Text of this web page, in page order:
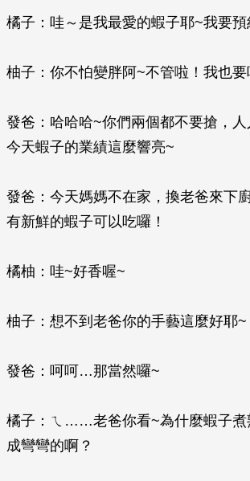
橘子：哇～是我最愛的蝦子耶~我要預
柚子：你不怕變胖阿~不管啦！我也要
發爸：哈哈哈~你們兩個都不要搶，人
今天蝦子的業績這麼響亮~
發爸：今天媽媽不在家，換老爸來下
有新鮮的蝦子可以吃囉！
橘柚：哇~好香喔~
柚子：想不到老爸你的手藝這麼好耶~
發爸：呵呵…那當然囉~
橘子：ㄟ……老爸你看~為什麼蝦子煮
成彎彎的啊？